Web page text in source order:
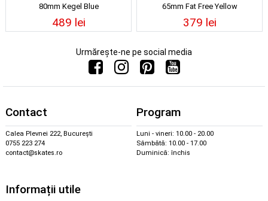
80mm Kegel Blue
489 lei
65mm Fat Free Yellow
379 lei
Urmărește-ne pe social media
Contact
Calea Plevnei 222, București
0755 223 274
contact@skates.ro
Program
Luni - vineri: 10.00 - 20.00
Sâmbătă: 10.00 - 17.00
Duminică: închis
Informații utile